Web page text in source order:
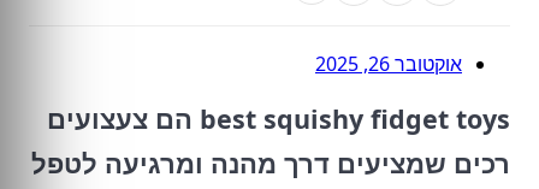
אוקטובר 26, 2025
best squishy fidget toys הם צעצועים
רכים שמציעים דרך מהנה ומרגיעה לטפל